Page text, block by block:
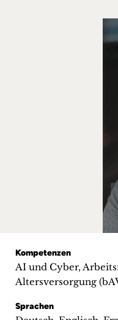
Team
Philosophie
Kompetenzen
AI und Cyber,
Altersversorgung
Sprachen